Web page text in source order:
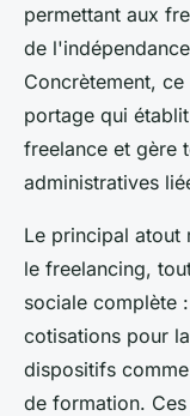
permettant aux
de
Concrètement,
portage qui
freelance et gère
administratives
Le principal atout
le freelancing,
sociale complète
cotisations pour
dispositifs
de formation.